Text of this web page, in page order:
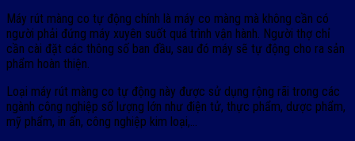
Máy rút màng co tự động chính là máy co màng mà không cần có
người phải đứng máy xuyên suốt quá trình vận hành. Người thợ chỉ
cần cài đặt các thông số ban đầu, sau đó máy sẽ tự động cho ra sản
phẩm hoàn thiện.
Loại máy rút màng co tự động này được sử dụng rộng rãi trong các
ngành công nghiệp số lượng lớn như điện tử, thực phẩm, dược phẩm,
mỹ phẩm, in ấn, công nghiệp kim loại,…